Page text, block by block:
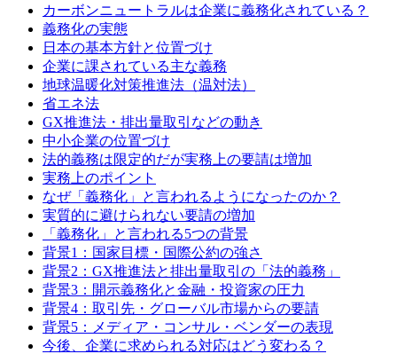
カーボンニュートラルは企業に義務化されている？
義務化の実態
日本の基本方針と位置づけ
企業に課されている主な義務
地球温暖化対策推進法（温対法）
省エネ法
GX推進法・排出量取引などの動き
中小企業の位置づけ
法的義務は限定的だが実務上の要請は増加
実務上のポイント
なぜ「義務化」と言われるようになったのか？
実質的に避けられない要請の増加
「義務化」と言われる5つの背景
背景1：国家目標・国際公約の強さ
背景2：GX推進法と排出量取引の「法的義務」
背景3：開示義務化と金融・投資家の圧力
背景4：取引先・グローバル市場からの要請
背景5：メディア・コンサル・ベンダーの表現
今後、企業に求められる対応はどう変わる？